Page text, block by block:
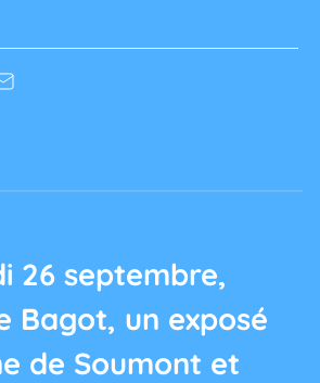
26 septembre,
Bagot, un exposé
de Soumont et